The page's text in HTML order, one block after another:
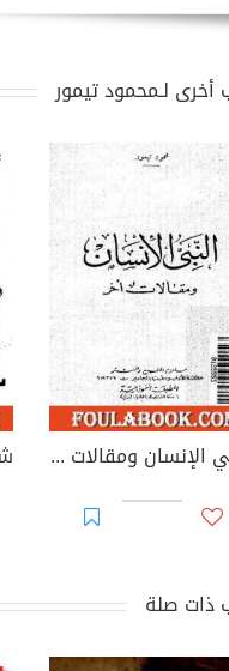
أخرى لـمحمود تيمور
النبي الإنسان ومقالات أخر
ذات صلة